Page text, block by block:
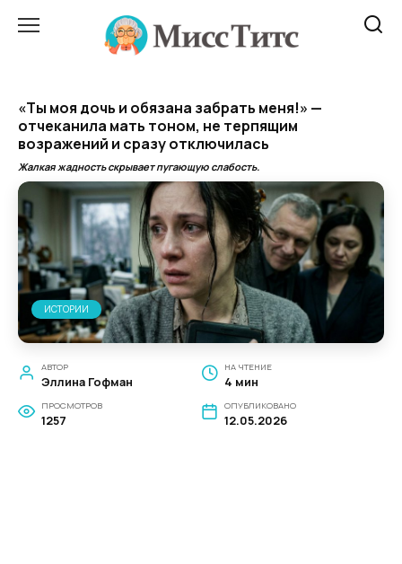
«Ты моя дочь и обязана забрать меня!» —
отчеканила мать тоном, не терпящим
возражений и сразу отключилась
Жалкая жадность скрывает пугающую слабость.
ИСТОРИИ
АВТОР
Эллина Гофман
НА ЧТЕНИЕ
4 мин
ПРОСМОТРОВ
1257
ОПУБЛИКОВАНО
12.05.2026